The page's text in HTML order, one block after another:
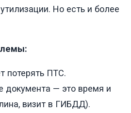
Но есть и более
потерять ПТС.
документа — это время и
визит в ГИБДД).